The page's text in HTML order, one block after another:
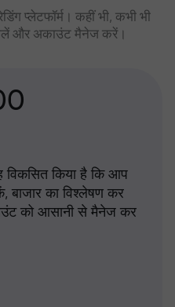
प्लेटफॉर्म। कहीं भी, कभी भी
और अकाउंट मैनेज करें।
विकसित किया है कि आप
बाजार का विश्लेषण कर
को आसानी से मैनेज कर